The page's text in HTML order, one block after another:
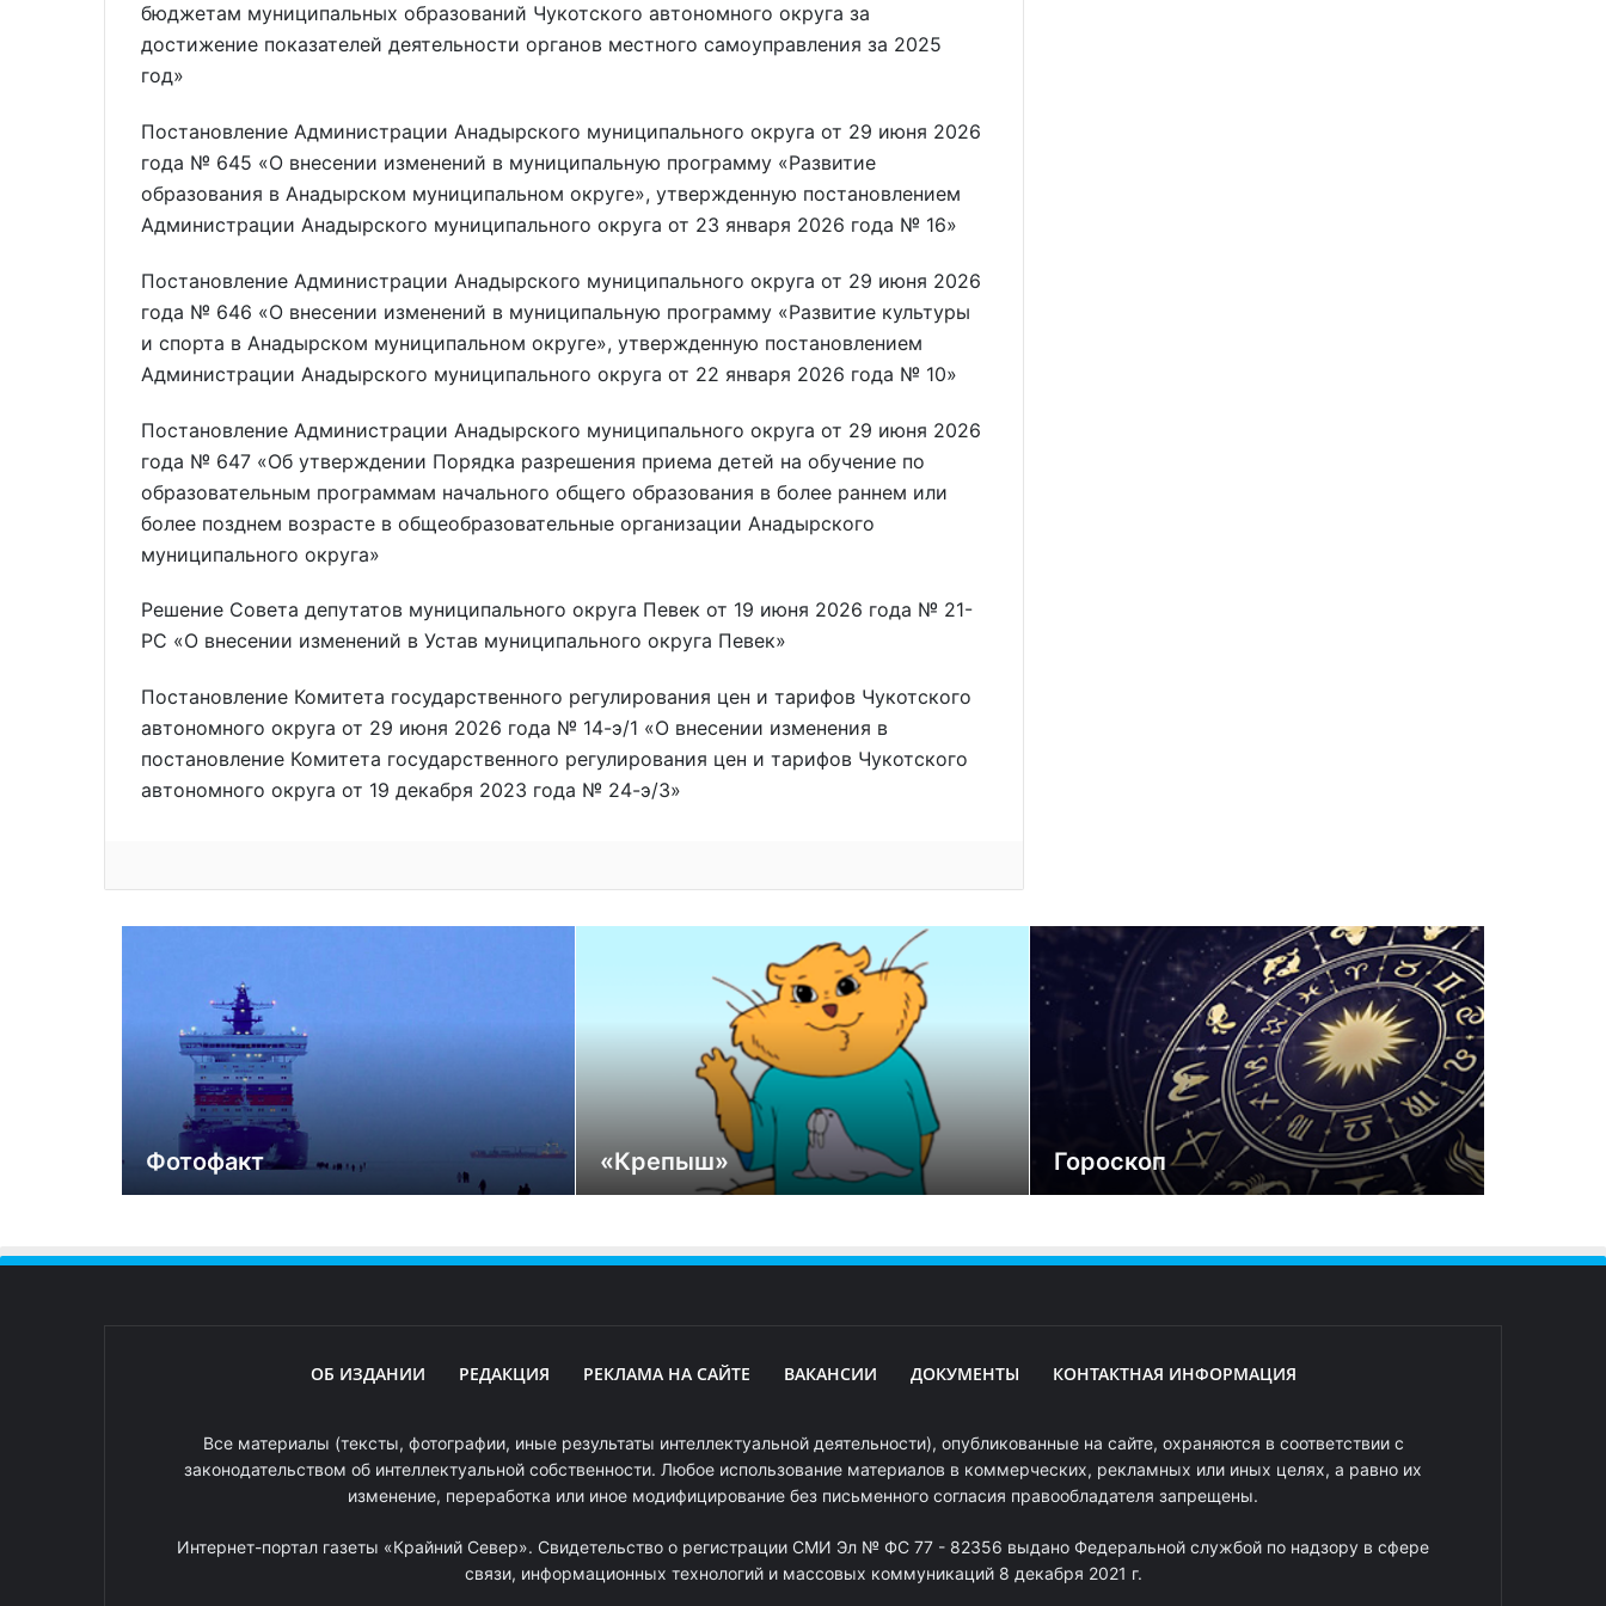
бюджетам муниципальных образований Чукотского автономного округа за
достижение показателей деятельности органов местного самоуправления за 2025
год»
Постановление Администрации Анадырского муниципального округа от 29 июня 2026
года № 645 «О внесении изменений в муниципальную программу «Развитие
образования в Анадырском муниципальном округе», утвержденную постановлением
Администрации Анадырского муниципального округа от 23 января 2026 года № 16»
Постановление Администрации Анадырского муниципального округа от 29 июня 2026
года № 646 «О внесении изменений в муниципальную программу «Развитие культуры
и спорта в Анадырском муниципальном округе», утвержденную постановлением
Администрации Анадырского муниципального округа от 22 января 2026 года № 10»
Постановление Администрации Анадырского муниципального округа от 29 июня 2026
года № 647 «Об утверждении Порядка разрешения приема детей на обучение по
образовательным программам начального общего образования в более раннем или
более позднем возрасте в общеобразовательные организации Анадырского
муниципального округа»
Решение Совета депутатов муниципального округа Певек от 19 июня 2026 года № 21-
РС «О внесении изменений в Устав муниципального округа Певек»
Постановление Комитета государственного регулирования цен и тарифов Чукотского
автономного округа от 29 июня 2026 года № 14-э/1 «О внесении изменения в
постановление Комитета государственного регулирования цен и тарифов Чукотского
автономного округа от 19 декабря 2023 года № 24-э/3»
Фотофакт «Крепыш» Гороскоп
ОБ ИЗДАНИИ РЕДАКЦИЯ РЕКЛАМА НА САЙТЕ ВАКАНСИИ ДОКУМЕНТЫ КОНТАКТНАЯ ИНФОРМАЦИЯ
Все материалы (тексты, фотографии, иные результаты интеллектуальной деятельности), опубликованные на сайте, охраняются в соответствии с
законодательством об интеллектуальной собственности. Любое использование материалов в коммерческих, рекламных или иных целях, а равно их
изменение, переработка или иное модифицирование без письменного согласия правообладателя запрещены.
Интернет-портал газеты «Крайний Север». Свидетельство о регистрации СМИ Эл № ФС 77 - 82356 выдано Федеральной службой по надзору в сфере
связи, информационных технологий и массовых коммуникаций 8 декабря 2021 г.